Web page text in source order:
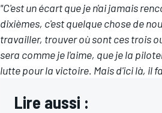
"C'est un écart que je n'ai jamais
dixièmes, c'est quelque chose de
travailler, trouver où sont ces trois
sera comme je l'aime, que je la
lutte pour la victoire. Mais d'ici là, il
Lire aussi :